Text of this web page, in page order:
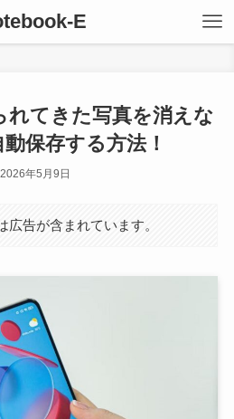
E
れてきた写真を消えな
保存する方法！
2026年5月9日
広告が含まれています。